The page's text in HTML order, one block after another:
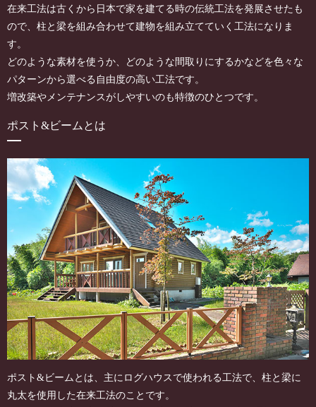
在来工法は古くから日本で家を建てる時の伝統工法を発展させたも
ので、柱と梁を組み合わせて建物を組み立てていく工法になりま
す。
どのような素材を使うか、どのような間取りにするかなどを色々な
パターンから選べる自由度の高い工法です。
増改築やメンテナンスがしやすいのも特徴のひとつです。
ポスト&ビームとは
ポスト&ビームとは、主にログハウスで使われる工法で、柱と梁に
丸太を使用した在来工法のことです。